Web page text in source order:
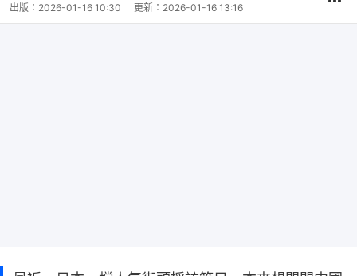
出版： 2026-01-16 10:30 更新： 2026-01-16 13:16